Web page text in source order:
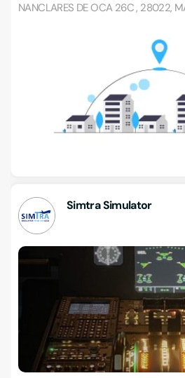
NANCLARES DE OCA 26C , 28022,
Simtra Simulator